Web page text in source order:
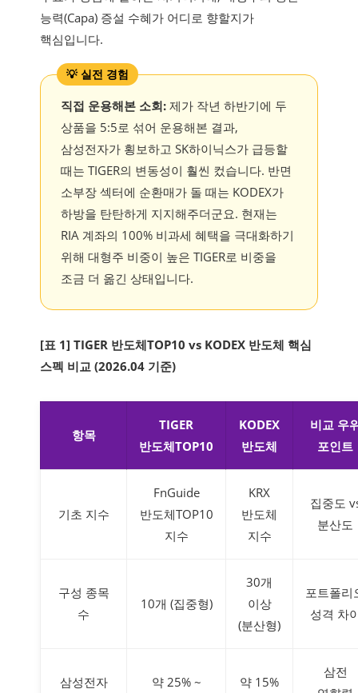
능력(Capa) 증설 수혜가 어디로 향할지가
핵심입니다.
직접 운용해본 소회: 제가 작년 하반기에 두
상품을 5:5로 섞어 운용해본 결과,
삼성전자가 횡보하고 SK하이닉스가 급등할
때는 TIGER의 변동성이 훨씬 컸습니다. 반면
소부장 섹터에 순환매가 돌 때는 KODEX가
하방을 탄탄하게 지지해주더군요. 현재는
RIA 계좌의 100% 비과세 혜택을 극대화하기
위해 대형주 비중이 높은 TIGER로 비중을
조금 더 옮긴 상태입니다.
[표 1] TIGER 반도체TOP10 vs KODEX 반도체 핵심
스펙 비교 (2026.04 기준)
항목
TIGER
반도체TOP10
KODEX
반도체
비교 우
포인트
기초 지수
FnGuide
반도체TOP10
지수
KRX
반도체
지수
집중도
분산도
구성 종목
수
10개 (집중형)
30개
이상
(분산형)
포트폴리
성격 차
삼성전자 약 25% ~ 약 15%
삼전